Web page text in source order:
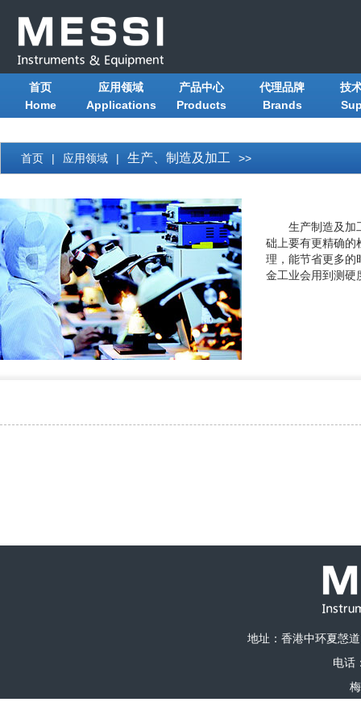
首页
Home
应用领域
Applications
产品中心
Products
代理品牌
Brands
技
首页 | 应用领域 | 生产、制造及加工 >>
生产制造及加
础上要有更精确的
理，能节省更多的
金工业会用到测硬
地址：香港中环夏愨
电话